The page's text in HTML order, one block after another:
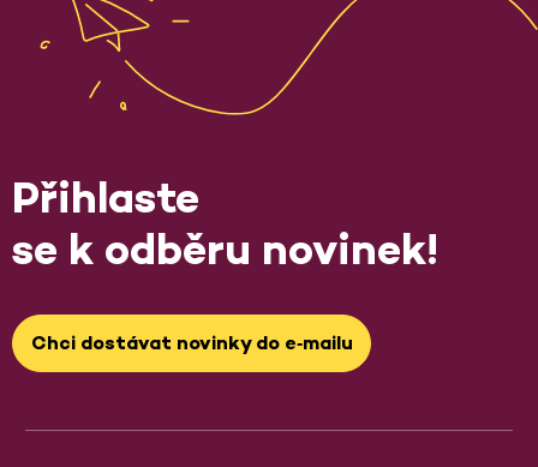
Přihlaste
se k odběru novinek!
Chci dostávat novinky do e‑mailu